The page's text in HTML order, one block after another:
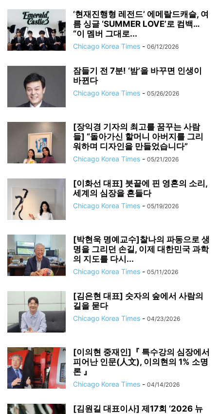
‘현재진행형 레전드’ 에메랄드캐슬, 여
름 싱글 ‘SUMMER LOVE’로 컴백…
“이 멤버 그대로...
Chicago Korea Times - 06/12/2026
잠들기 전 7분! ‘밤’을 바꾸면 인생이
바뀐다
Chicago Korea Times - 05/26/2026
[장익경 기자의 최고를 꿈꾸는 사람
들] “돌아가신 할머니 아버지를 그리
워하며 디자인을 만들었습니다”
Chicago Korea Times - 05/21/2026
[이화선 대표] 붓끝에 핀 영혼의 소리,
세계의 심장을 흔들다
Chicago Korea Times - 05/19/2026
[박현욱 명예교수]찰나의 파동으로 생
명을 그리던 손길, 이제 대한민국 과학
의 지도를 다시...
Chicago Korea Times - 05/11/2026
[김은현 대표] 숫자의 숲에서 사람의
길을 묻다
Chicago Korea Times - 04/23/2026
[이의현 중재인]『 특수강의 심장에서
피어난 인문(人文), 이의현의 1% 소명
론 』
Chicago Korea Times - 04/14/2026
[김원길 대표이사] 제17회 ‘2026 뉴